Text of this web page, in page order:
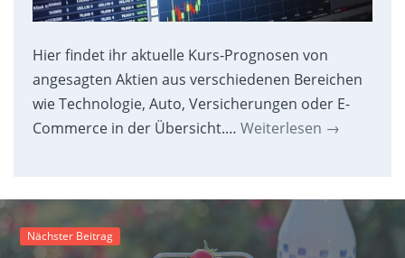
Hier findet ihr aktuelle Kurs-Prognosen von
angesagten Aktien aus verschiedenen Bereichen
wie Technologie, Auto, Versicherungen oder E-
Commerce in der Übersicht.… Weiterlesen →
Nächster Beitrag